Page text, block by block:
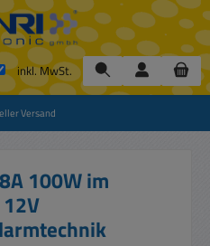
inkl. MwSt.
Versand
100W im